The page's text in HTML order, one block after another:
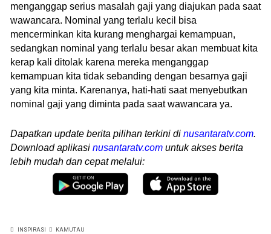
menganggap serius masalah gaji yang diajukan pada saat
wawancara. Nominal yang terlalu kecil bisa
mencerminkan kita kurang menghargai kemampuan,
sedangkan nominal yang terlalu besar akan membuat kita
kerap kali ditolak karena mereka menganggap
kemampuan kita tidak sebanding dengan besarnya gaji
yang kita minta. Karenanya, hati-hati saat menyebutkan
nominal gaji yang diminta pada saat wawancara ya.
Dapatkan update berita pilihan terkini di nusantaratv.com.
Download aplikasi nusantaratv.com untuk akses berita
lebih mudah dan cepat melalui:
INSPIRASI KAMUTAU